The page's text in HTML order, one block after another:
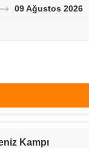
09 Ağustos 2026
Kampı